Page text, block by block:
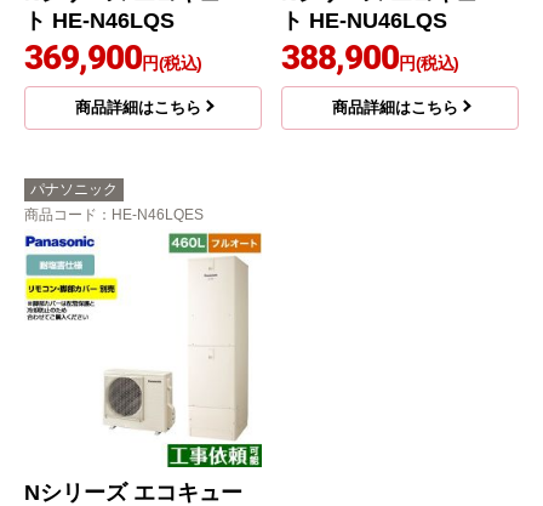
ト HE-N46LQS
369,900円(税込)
商品詳細はこちら
ト HE-NU46LQS
388,900円(税込)
商品詳細はこちら
パナソニック
商品コード ：HE-N46LQES
Nシリーズ エコキュー